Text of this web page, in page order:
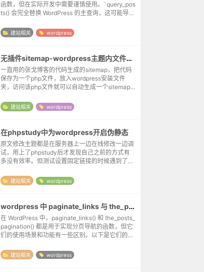
函数，但在实际开发中需要谨慎使用。`query_pos
ts() 会完全替换 WordPress 的主查询，这可能导致
建站相关 wordpress
无插件sitemap-wordpress主题内文件如何访问根目录
一直用的张戈博客的代码生成的sitemap，把代码
保存为一个php文件，放入wordpress安装文件
夹，访问该php文件就可以自动生成一个sitemap
程中遇到了几次报错，记录如下。...
建站相关 wordpress
在phpstudy中为wordpress开启伪静态
原文修改主题都是在服务器上一边在线修改一边调
试，用上了phpstudy后才发现自己之前的方式有
多没有效率。但测试设置固定链接的时候遇到了一
返回404。这个问题之前尝试搭建站点的时候也遇
到过，...
建站相关 wordpress
wordpress 中 paginate_links 与 the_posts_pagination 的区别
在 WordPress 中，paginate_links() 和 the_posts_
pagination() 都是用于实现分页导航的函数，但它
们的使用场景和功能有一些区别。以下是它们的详
建站相关 wordpress